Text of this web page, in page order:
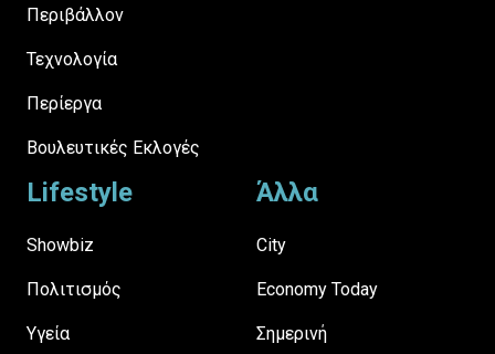
Περιβάλλον
Τεχνολογία
Περίεργα
Βουλευτικές Εκλογές
Lifestyle
Showbiz
Πολιτισμός
Υγεία
Άλλα
City
Economy Today
Σημερινή